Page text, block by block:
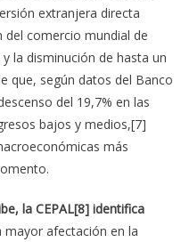
extranjera directa
del comercio mundial de
la disminución de hasta un
que, según datos del Banco
del 19,7% en las
bajos y medios,[7]
más
la CEPAL[8] identifica
afectación en la